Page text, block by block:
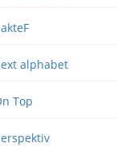
alphabet
Top